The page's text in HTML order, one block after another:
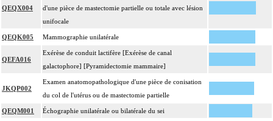
QEQX004
d'une pièce de mastectomie partielle ou totale avec lésion
unifocale
QEQK005 Mammographie unilatérale
QEFA016
Exérèse de conduit lactifère [Exérèse de canal
galactophore] [Pyramidectomie mammaire]
JKQP002
Examen anatomopathologique d'une pièce de conisation
du col de l'utérus ou de mastectomie partielle
QEQM001 Échographie unilatérale ou bilatérale du sei